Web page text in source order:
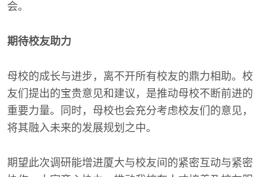
会。
期待校友助力
母校的成长与进步，离不开所有校友的鼎力相助。校
友们提出的宝贵意见和建议，是推动母校不断前进的
重要力量。同时，母校也会充分考虑校友们的意见，
将其融入未来的发展规划之中。
期望此次调研能增进厦大与校友间的紧密互动与紧密